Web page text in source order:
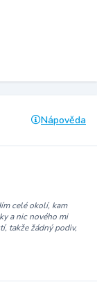
Nápověda
celé okolí, kam
a nic nového mi
takže žádný podiv,